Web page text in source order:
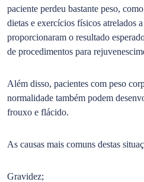
paciente perdeu bastante peso,
dietas e exercícios físicos atrelados
proporcionaram o resultado
de procedimentos para
Além disso, pacientes com peso
normalidade também podem
frouxo e flácido.
As causas mais comuns destas
Gravidez;